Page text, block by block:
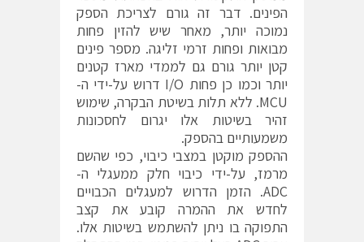
הפינים. דבר זה גורם לצריכת הספק
נמוכה יותר, מאחר שיש להזין פחות
מבואות ופחות זרמי זליגה. מספר פינים
קטן יותר גורם גם לממדי מארז קטנים
יותר וכמו כן פחות I/O דרוש על-ידי ה-
MCU. ללא תלות בשיטת הבקרה, שימוש
זהיר בשיטות אלו יגרום לחסכונות
משמעותיים בהספק.
ההספק מוקטן במצבי כיבוי, כפי שהשם
מרמז, על-ידי כיבוי חלק ממעגלי ה-
ADC. הזמן הדרוש למעגלים הכבויים
לחדש את ההמרה קובע את קצב
התפוקה בו ניתן להשתמש בשיטות אלו.